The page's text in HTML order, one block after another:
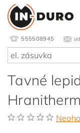
555508945
Tavné